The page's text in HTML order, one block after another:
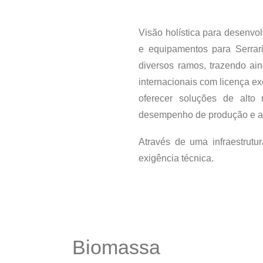
Visão holística para
e equipamentos para
diversos ramos, trazendo
internacionais com licença
oferecer soluções de alto
desempenho de produção e
Através de uma
exigência técnica.